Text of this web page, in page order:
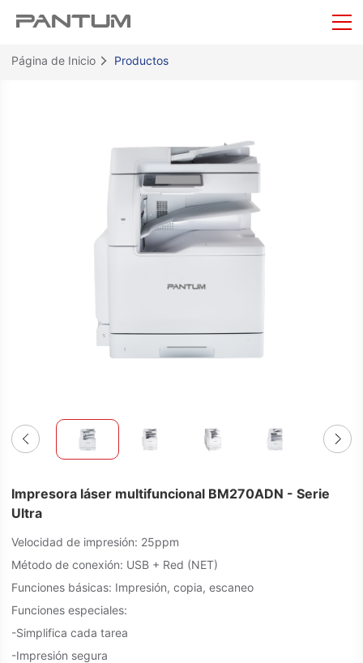
Página de Inicio Productos
Impresora láser multifuncional BM270ADN - Serie
Ultra
Velocidad de impresión: 25ppm
Método de conexión: USB + Red (NET)
Funciones básicas: Impresión, copia, escaneo
Funciones especiales:
-Simplifica cada tarea
-Impresión segura